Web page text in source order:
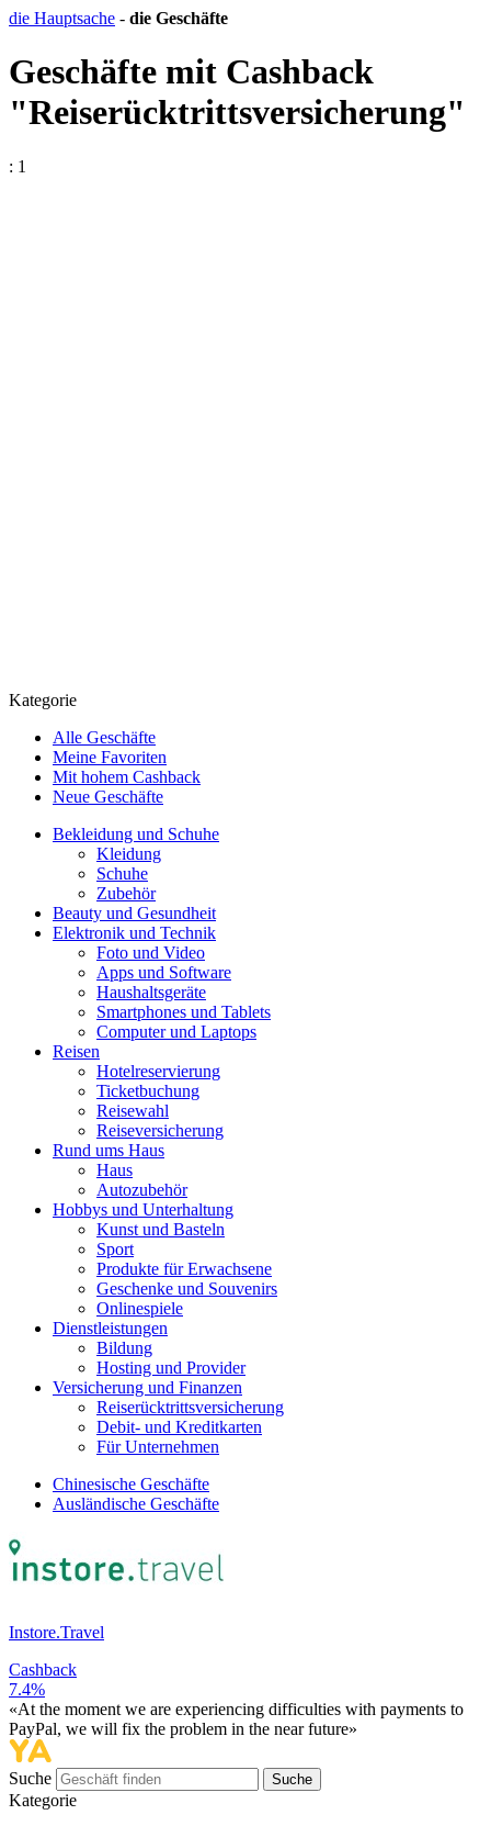
die Hauptsache - die Geschäfte
Geschäfte mit Cashback
"Reiserücktrittsversicherung"
: 1
Kategorie
Alle Geschäfte
Meine Favoriten
Mit hohem Cashback
Neue Geschäfte
Bekleidung und Schuhe
Kleidung
Schuhe
Zubehör
Beauty und Gesundheit
Elektronik und Technik
Foto und Video
Apps und Software
Haushaltsgeräte
Smartphones und Tablets
Computer und Laptops
Reisen
Hotelreservierung
Ticketbuchung
Reisewahl
Reiseversicherung
Rund ums Haus
Haus
Autozubehör
Hobbys und Unterhaltung
Kunst und Basteln
Sport
Produkte für Erwachsene
Geschenke und Souvenirs
Onlinespiele
Dienstleistungen
Bildung
Hosting und Provider
Versicherung und Finanzen
Reiserücktrittsversicherung
Debit- und Kreditkarten
Für Unternehmen
Chinesische Geschäfte
Ausländische Geschäfte
Instore.Travel
Cashback
7.4%
«At the moment we are experiencing difficulties with payments to
PayPal, we will fix the problem in the near future»
Suche Suche
Kategorie